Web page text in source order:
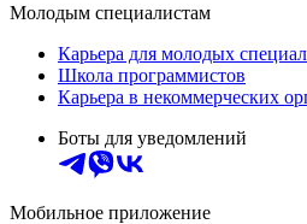
Молодым специалистам
Карьера для молодых
Школа программистов
Карьера в некоммерческих
Боты для уведомлений
Мобильное приложение